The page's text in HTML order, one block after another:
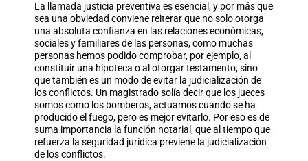
La llamada justicia preventiva es esencial, y por más que
sea una obviedad conviene reiterar que no solo otorga
una absoluta confianza en las relaciones económicas,
sociales y familiares de las personas, como muchas
personas hemos podido comprobar, por ejemplo, al
constituir una hipoteca o al otorgar testamento, sino
que también es un modo de evitar la judicialización de
los conflictos. Un magistrado solía decir que los jueces
somos como los bomberos, actuamos cuando se ha
producido el fuego, pero es mejor evitarlo. Por eso es de
suma importancia la función notarial, que al tiempo que
refuerza la seguridad jurídica previene la judicialización
de los conflictos.